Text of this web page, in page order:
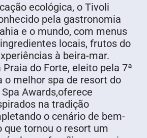
ecológica, o Tivoli
pela gastronomia
e o mundo, com menus
locais, frutos do
à beira-mar.
Praia do Forte, eleito pela 7ª
o melhor spa de resort do
Awards,oferece
na tradição
o cenário de bem-
que tornou o resort um